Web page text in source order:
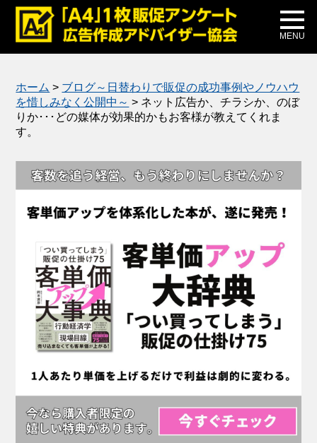
MENU
メディア掲載
公式ブログ
ホーム > ブログ～日替わりで販促の成功事例やノウハウ
を惜しみなく公開中～ > ネット広告か、チラシか、のぼ
りか･･･どの媒体が効果的かもお客様が教えてくれま
す。